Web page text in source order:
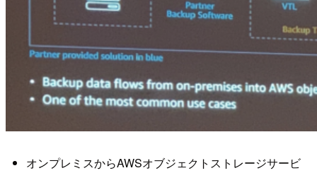
オンプレミスからAWSオブジェクトストレージサービ